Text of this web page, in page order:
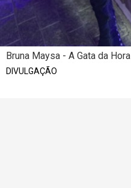
Bruna Maysa - A Gata da Hora
DIVULGAÇÃO